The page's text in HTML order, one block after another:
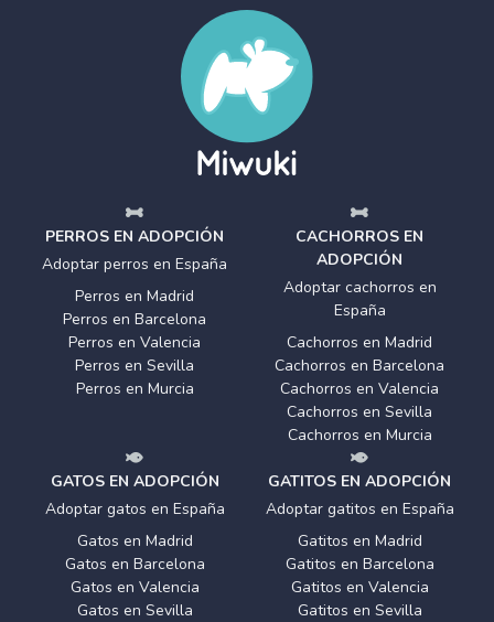
PERROS EN ADOPCIÓN
Adoptar perros en España
Perros en Madrid
Perros en Barcelona
Perros en Valencia
Perros en Sevilla
Perros en Murcia
CACHORROS EN
ADOPCIÓN
Adoptar cachorros en
España
Cachorros en Madrid
Cachorros en Barcelona
Cachorros en Valencia
Cachorros en Sevilla
Cachorros en Murcia
GATOS EN ADOPCIÓN
Adoptar gatos en España
Gatos en Madrid
Gatos en Barcelona
Gatos en Valencia
Gatos en Sevilla
GATITOS EN ADOPCIÓN
Adoptar gatitos en España
Gatitos en Madrid
Gatitos en Barcelona
Gatitos en Valencia
Gatitos en Sevilla